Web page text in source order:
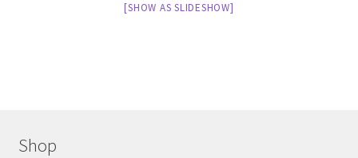
[SHOW AS SLIDESHOW]
Shop